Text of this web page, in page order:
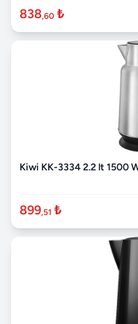
838,60 ₺
Kiwi KK-3334 2.2 lt 1500
899,51 ₺